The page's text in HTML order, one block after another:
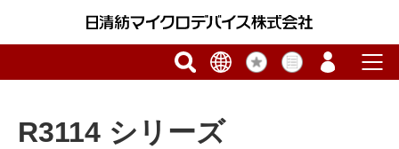
R3114 シリーズ